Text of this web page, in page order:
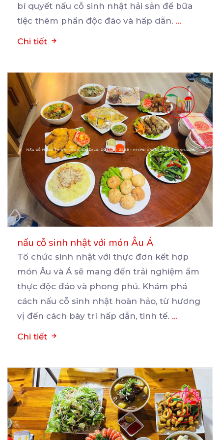
bí quyết nấu cỗ sinh nhật hải sản để bữa
tiệc thêm phần độc đáo và hấp dẫn. ...
Chi tiết
nấu cỗ sinh nhật với món Âu Á
Tổ chức sinh nhật với thực đơn kết hợp
món Âu và Á sẽ mang đến trải nghiệm ẩm
thực độc đáo và phong phú. Khám phá
cách nấu cỗ sinh nhật hoàn hảo, từ hương
vị đến cách bày trí hấp dẫn, tinh tế. ...
Chi tiết